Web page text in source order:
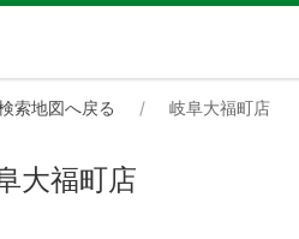
索地図へ戻る 岐阜大福町店
大福町店